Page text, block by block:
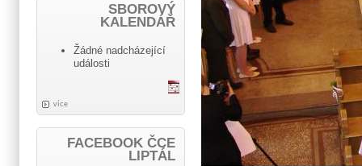
SBOROVÝ
KALENDÁŘ
Žádné nadcházející
události
více
FACEBOOK ČCE
LIPTÁL